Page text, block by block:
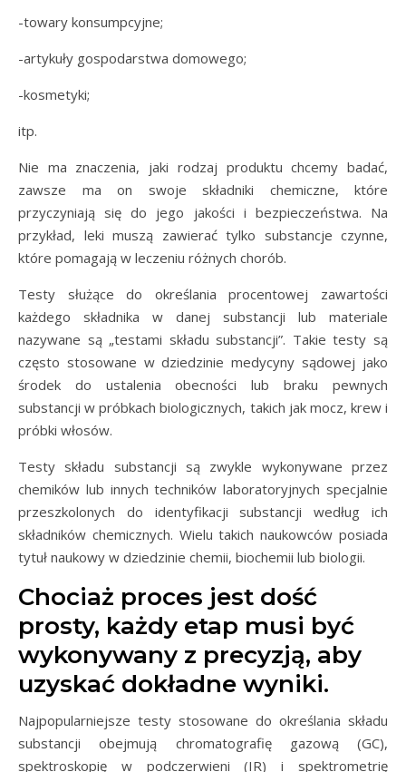
-towary konsumpcyjne;
-artykuły gospodarstwa domowego;
-kosmetyki;
itp.
Nie ma znaczenia, jaki rodzaj produktu chcemy badać,
zawsze ma on swoje składniki chemiczne, które
przyczyniają się do jego jakości i bezpieczeństwa. Na
przykład, leki muszą zawierać tylko substancje czynne,
które pomagają w leczeniu różnych chorób.
Testy służące do określania procentowej zawartości
każdego składnika w danej substancji lub materiale
nazywane są „testami składu substancji”. Takie testy są
często stosowane w dziedzinie medycyny sądowej jako
środek do ustalenia obecności lub braku pewnych
substancji w próbkach biologicznych, takich jak mocz, krew i
próbki włosów.
Testy składu substancji są zwykle wykonywane przez
chemików lub innych techników laboratoryjnych specjalnie
przeszkolonych do identyfikacji substancji według ich
składników chemicznych. Wielu takich naukowców posiada
tytuł naukowy w dziedzinie chemii, biochemii lub biologii.
Chociaż proces jest dość
prosty, każdy etap musi być
wykonywany z precyzją, aby
uzyskać dokładne wyniki.
Najpopularniejsze testy stosowane do określania składu
substancji obejmują chromatografię gazową (GC),
spektroskopię w podczerwieni (IR) i spektrometrię